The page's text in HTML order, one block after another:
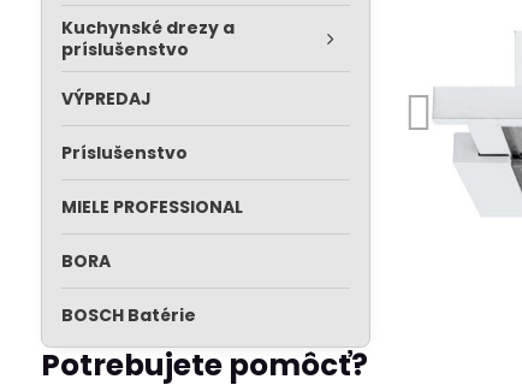
Kuchynské drezy a
príslušenstvo
VÝPREDAJ
Príslušenstvo
MIELE PROFESSIONAL
BORA
BOSCH Batérie
Potrebujete pomôcť?